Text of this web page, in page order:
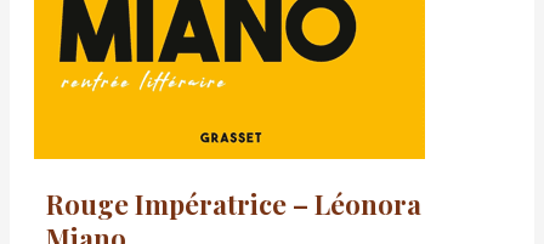
Rouge Impératrice – Léonora